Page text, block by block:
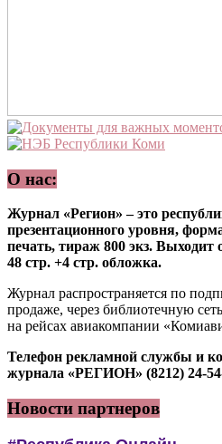
О нас:
Журнал «Регион» – это
презентационного уровня,
печать, тираж 800 экз. Выходит
48 стр. +4 стр. обложка.
Журнал распространяется по
продаже, через библиотечную
на рейсах авиакомпании
Телефон рекламной службы и
журнала «РЕГИОН» (8212) 24-
Новости партнеров